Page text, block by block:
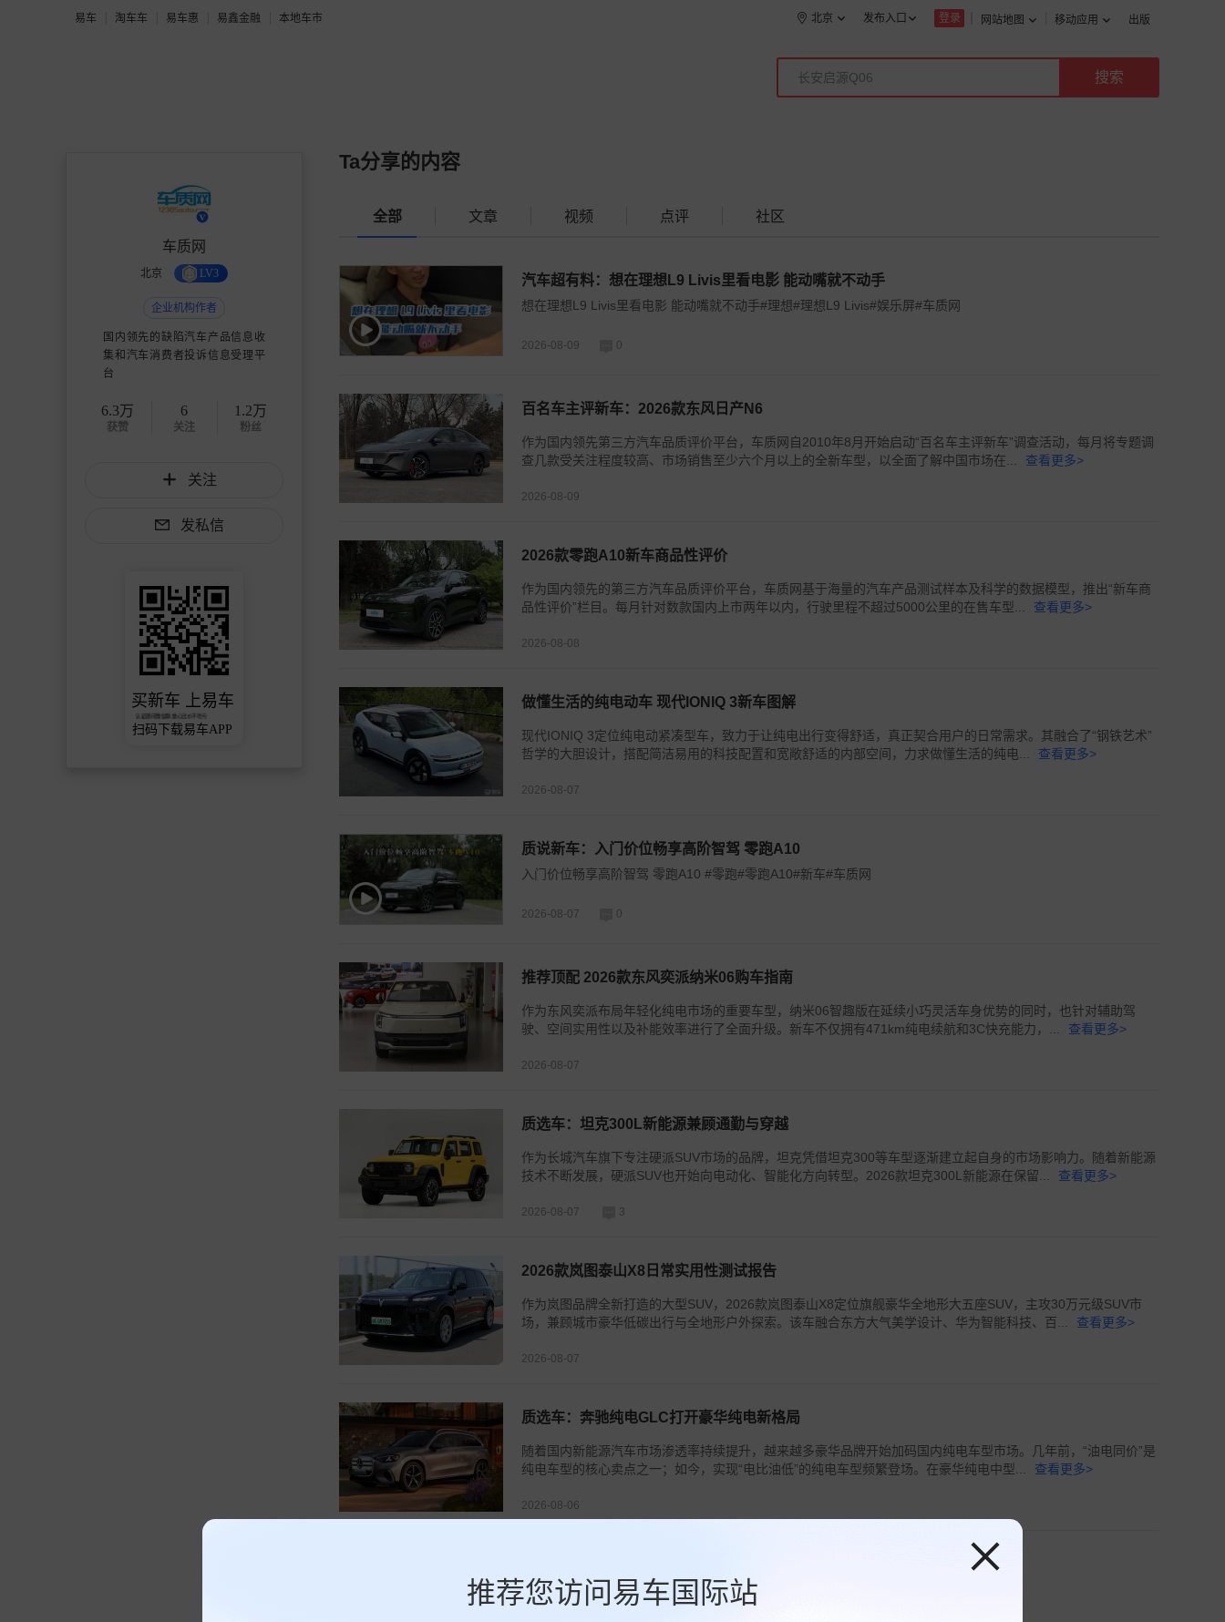
易车 淘车车 易车惠 易鑫金融 本地车市 网站地图 移动应用 出版
登录
发布入口
北京
推荐您访问易车国际站
车质网
北京 LV3
企业机构作者
国内领先的缺陷汽车产品信息收
集和汽车消费者投诉信息受理平
台
6.3万
获赞
6
关注
1.2万
粉丝
关注
发私信
买新车 上易车
认证顾问微信聊 放心比价不吃亏
扫码下载易车APP
Ta分享的内容
全部 文章 视频 点评 社区
汽车超有料：想在理想L9 Livis里看电影 能动嘴就不动手
想在理想L9 Livis里看电影 能动嘴就不动手#理想#理想L9 Livis#娱乐屏#车质网
2026-08-09 0
百名车主评新车：2026款东风日产N6
作为国内领先第三方汽车品质评价平台，车质网自2010年8月开始启动“百名车主评新车”调查活动，每月将专题调
查几款受关注程度较高、市场销售至少六个月以上的全新车型，以全面了解中国市场在...
查看更多>
2026-08-09
2026款零跑A10新车商品性评价
作为国内领先的第三方汽车品质评价平台，车质网基于海量的汽车产品测试样本及科学的数据模型，推出“新车商
品性评价”栏目。每月针对数款国内上市两年以内，行驶里程不超过5000公里的在售车型...
查看更多>
2026-08-08
做懂生活的纯电动车 现代IONIQ 3新车图解
现代IONIQ 3定位纯电动紧凑型车，致力于让纯电出行变得舒适，真正契合用户的日常需求。其融合了“钢铁艺术”
哲学的大胆设计，搭配简洁易用的科技配置和宽敞舒适的内部空间，力求做懂生活的纯电...
查看更多>
2026-08-07
质说新车：入门价位畅享高阶智驾 零跑A10
入门价位畅享高阶智驾 零跑A10 #零跑#零跑A10#新车#车质网
2026-08-07 0
推荐顶配 2026款东风奕派纳米06购车指南
作为东风奕派布局年轻化纯电市场的重要车型，纳米06智趣版在延续小巧灵活车身优势的同时，也针对辅助驾
驶、空间实用性以及补能效率进行了全面升级。新车不仅拥有471km纯电续航和3C快充能力，...
查看更多>
2026-08-07
质选车：坦克300L新能源兼顾通勤与穿越
作为长城汽车旗下专注硬派SUV市场的品牌，坦克凭借坦克300等车型逐渐建立起自身的市场影响力。随着新能源
技术不断发展，硬派SUV也开始向电动化、智能化方向转型。2026款坦克300L新能源在保留...
查看更多>
2026-08-07 3
2026款岚图泰山X8日常实用性测试报告
作为岚图品牌全新打造的大型SUV，2026款岚图泰山X8定位旗舰豪华全地形大五座SUV，主攻30万元级SUV市
场，兼顾城市豪华低碳出行与全地形户外探索。该车融合东方大气美学设计、华为智能科技、百...
查看更多>
2026-08-07
质选车：奔驰纯电GLC打开豪华纯电新格局
随着国内新能源汽车市场渗透率持续提升，越来越多豪华品牌开始加码国内纯电车型市场。几年前，“油电同价”是
纯电车型的核心卖点之一；如今，实现“电比油低”的纯电车型频繁登场。在豪华纯电中型...
查看更多>
2026-08-06
尊界V800正式上市 售价76.6-101.6万元#尊界#尊界V800#上市#价格#车质网